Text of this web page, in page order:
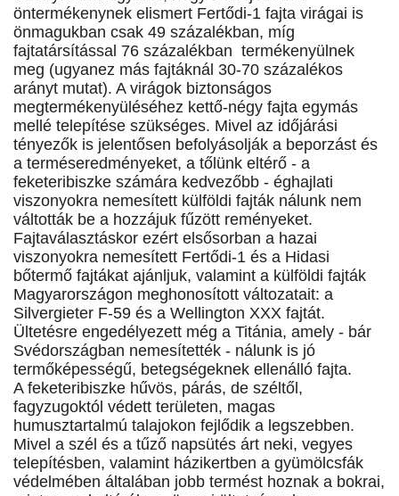
öntermékenynek elismert Fertődi-1 fajta virágai is
önmagukban csak 49 százalékban, míg
fajtatársítással 76 százalékban termékenyülnek
meg (ugyanez más fajtáknál 30-70 százalékos
arányt mutat). A virágok biztonságos
megtermékenyüléséhez kettő-négy fajta egymás
mellé telepítése szükséges. Mivel az időjárási
tényezők is jelentősen befolyásolják a beporzást és
a terméseredményeket, a tőlünk eltérő - a
feketeribiszke számára kedvezőbb - éghajlati
viszonyokra nemesített külföldi fajták nálunk nem
váltották be a hozzájuk fűzött reményeket.
Fajtaválasztáskor ezért elsősorban a hazai
viszonyokra nemesített Fertődi-1 és a Hidasi
bőtermő fajtákat ajánljuk, valamint a külföldi fajták
Magyarországon meghonosított változatait: a
Silvergieter F-59 és a Wellington XXX fajtát.
Ültetésre engedélyezett még a Titánia, amely - bár
Svédországban nemesítették - nálunk is jó
termőképességű, betegségeknek ellenálló fajta.
A feketeribiszke hűvös, párás, de széltől,
fagyzugoktól védett területen, magas
humusztartalmú talajokon fejlődik a legszebben.
Mivel a szél és a tűző napsütés árt neki, vegyes
telepítésben, valamint házikertben a gyümölcsfák
védelmében általában jobb termést hoznak a bokrai,